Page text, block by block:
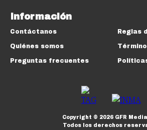
Información
Contáctanos
Quiénes somos
Preguntas frecuentes
Reglas
Copyright © 2026GFR
Todos los derechos